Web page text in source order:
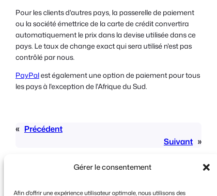
Gérer le consentement
Afin d'offrir une expérience utilisateur optimale, nous utilisons des
Pour les clients d'autres pays, la passerelle de paiement
ou la société émettrice de la carte de crédit convertira
automatiquement le prix dans la devise utilisée dans ce
pays. Le taux de change exact qui sera utilisé n'est pas
contrôlé par nous.
PayPalest également une option de paiement pour tous
les pays à l'exception de l'Afrique du Sud.
« Précédent
Suivant »